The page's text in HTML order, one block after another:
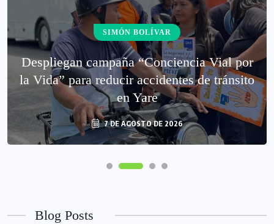
SIMÓN BOLÍVAR
‎Despliegan campaña “Conciencia Vial por
la Vida” para reducir accidentes de tránsito
en Yare
7 DE AGOSTO DE 2026
Blog Posts